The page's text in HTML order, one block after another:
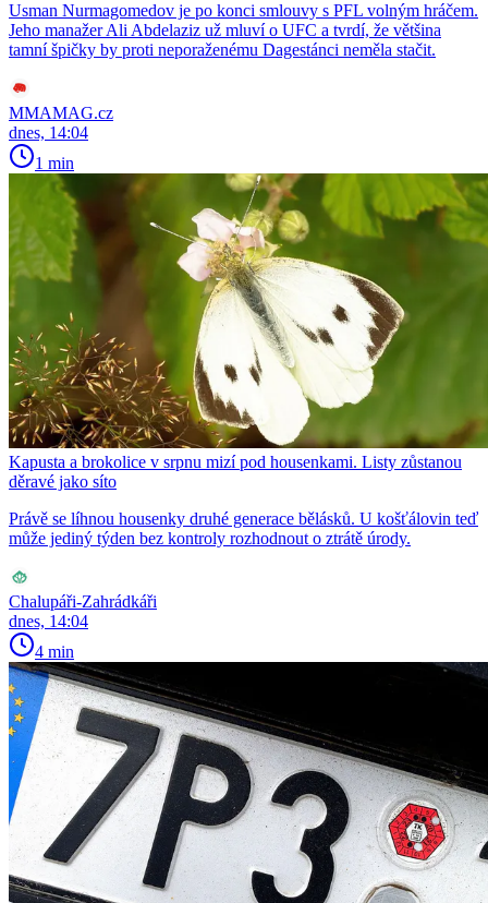
Usman Nurmagomedov je po konci smlouvy s PFL volným hráčem.
Jeho manažer Ali Abdelaziz už mluví o UFC a tvrdí, že většina
tamní špičky by proti neporaženému Dagestánci neměla stačit.
MMAMAG.cz
dnes, 14:04
1 min
Kapusta a brokolice v srpnu mizí pod housenkami. Listy zůstanou
děravé jako síto
Právě se líhnou housenky druhé generace bělásků. U košťálovin teď
může jediný týden bez kontroly rozhodnout o ztrátě úrody.
Chalupáři-Zahrádkáři
dnes, 14:04
4 min